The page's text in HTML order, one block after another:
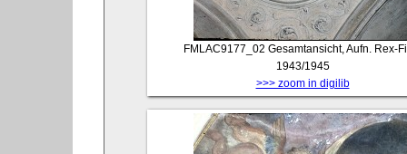
FMLAC9177_02 Gesamtansicht, Aufn. Rex-
1943/1945
>>> zoom in digilib